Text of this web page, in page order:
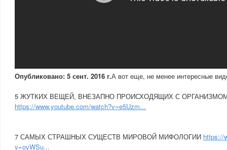
Опубликовано: 5 сент. 2016 г.А вот еще, не менее интересные
5 ЖУТКИХ ВЕЩЕЙ, ВНЕЗАПНО ПРОИСХОДЯЩИХ С
https://www.youtube.com/watch?v=e5Uzm...
7 САМЫХ СТРАШНЫХ СУЩЕСТВ МИРОВОЙ МИФОЛОГИИ https://
v=oyWSu...